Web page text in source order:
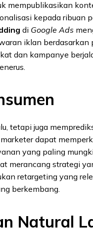
mempublikasikan
kepada ribuan
di Google Ads
iklan berdasarkan
dan kampanye
tetapi juga
marketer dapat
yang paling
merancang strategi
retargeting yang
berkembang.
Natural